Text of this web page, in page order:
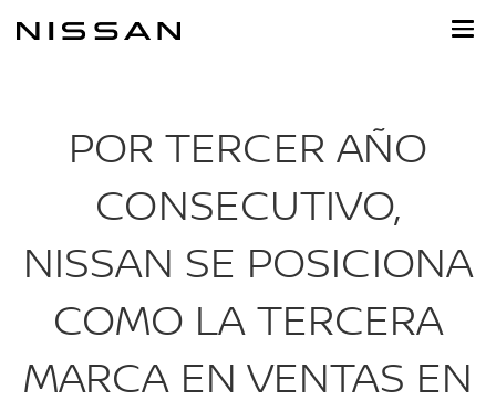
POR TERCER AÑO
CONSECUTIVO,
NISSAN SE POSICIONA
COMO LA TERCERA
MARCA EN VENTAS EN